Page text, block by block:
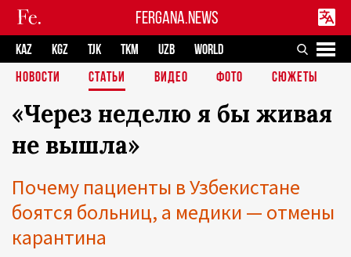
FERGANA.NEWS
KAZ KGZ TJK TKM UZB
WORLD
НОВОСТИ
СТАТЬИ ВИДЕО ФОТО СЮЖЕТЫ
«Через неделю я бы живая
не вышла»
Почему пациенты в Узбекистане
боятся больниц, а медики — отмены
карантина